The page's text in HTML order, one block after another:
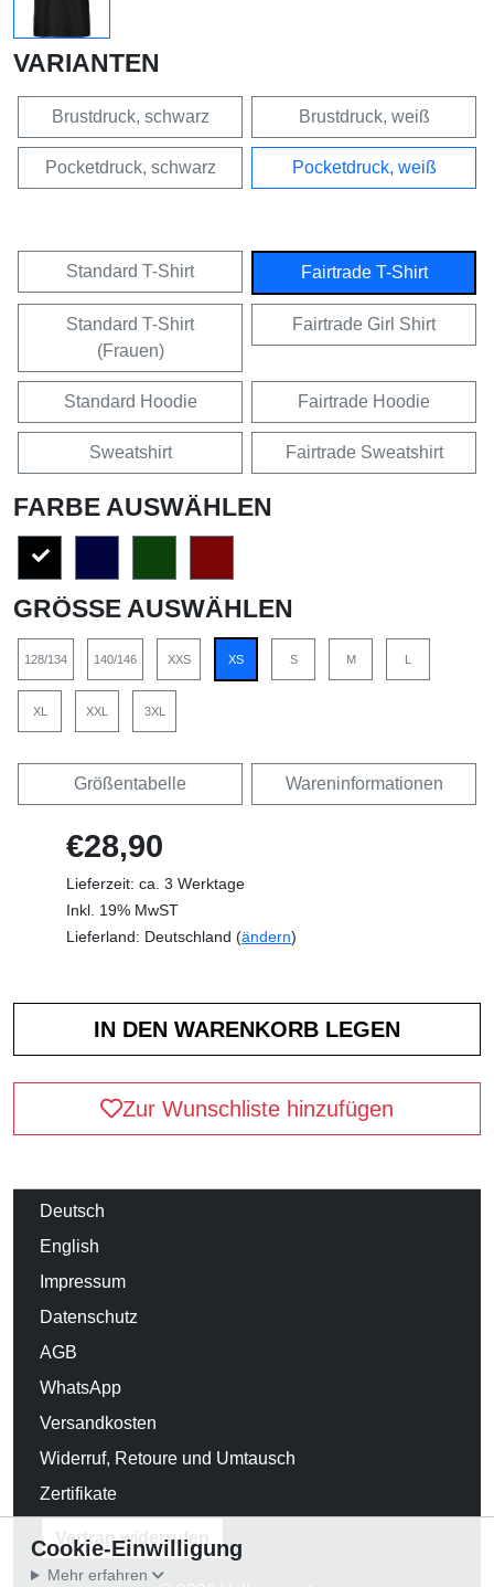
VARIANTEN
Brustdruck, schwarz Brustdruck, weiß
Pocketdruck, schwarz Pocketdruck, weiß
Standard T-Shirt Fairtrade T-Shirt
Standard T-Shirt
(Frauen)
Fairtrade Girl Shirt
Standard Hoodie Fairtrade Hoodie
Sweatshirt Fairtrade Sweatshirt
FARBE AUSWÄHLEN
GRÖSSE AUSWÄHLEN
128/134 140/146 XXS XS S M L
XL XXL 3XL
Größentabelle Wareninformationen
€28,90
Lieferzeit: ca. 3 Werktage
Inkl. 19% MwST
Lieferland: Deutschland (ändern)
Zur Wunschliste hinzufügen
Deutsch
English
Impressum
Datenschutz
AGB
WhatsApp
Versandkosten
Widerruf, Retoure und Umtausch
Zertifikate
Vertrag widerrufen
Cookie-Einwilligung
Mehr erfahren